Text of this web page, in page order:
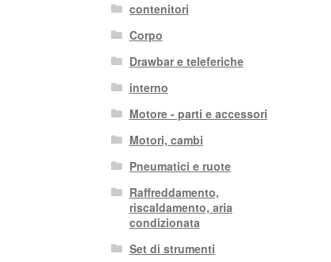
contenitori
Corpo
Drawbar e teleferiche
interno
Motore - parti e accessori
Motori, cambi
Pneumatici e ruote
Raffreddamento,
riscaldamento, aria
condizionata
Set di strumenti